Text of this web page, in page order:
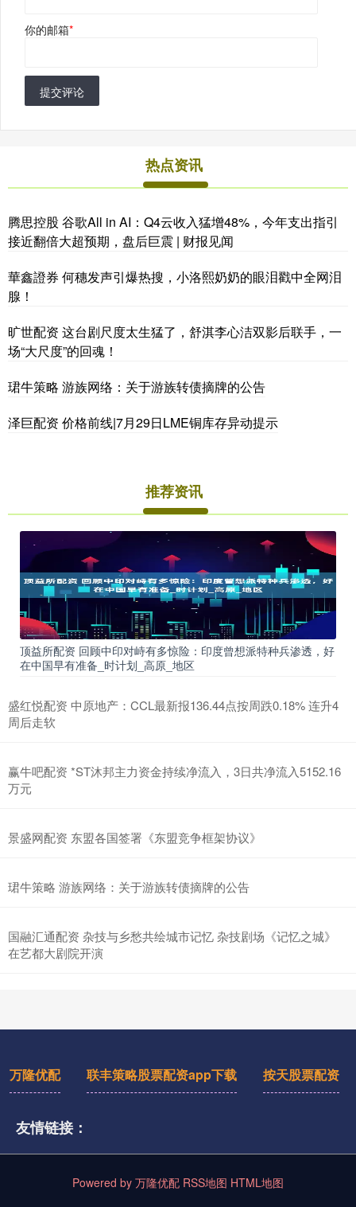
你的邮箱*
提交评论
热点资讯
腾思控股 谷歌All in AI：Q4云收入猛增48%，今年支出指引
接近翻倍大超预期，盘后巨震 | 财报见闻
華鑫證券 何穗发声引爆热搜，小洛熙奶奶的眼泪戳中全网泪
腺！
旷世配资 这台剧尺度太生猛了，舒淇李心洁双影后联手，一
场“大尺度”的回魂！
珺牛策略 游族网络：关于游族转债摘牌的公告
泽巨配资 价格前线|7月29日LME铜库存异动提示
推荐资讯
顶益所配资 回顾中印对峙有多惊险：印度曾想派特种兵渗透，好
在中国早有准备_时计划_高原_地区
盛红悦配资 中原地产：CCL最新报136.44点按周跌0.18% 连升4
周后走软
赢牛吧配资 *ST沐邦主力资金持续净流入，3日共净流入5152.16
万元
景盛网配资 东盟各国签署《东盟竞争框架协议》
珺牛策略 游族网络：关于游族转债摘牌的公告
国融汇通配资 杂技与乡愁共绘城市记忆 杂技剧场《记忆之城》
在艺都大剧院开演
万隆优配 联丰策略股票配资app下载 按天股票配资
友情链接：
Powered by 万隆优配 RSS地图 HTML地图